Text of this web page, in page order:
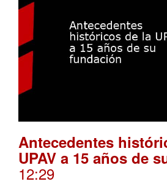
Antecedentes
UPAV a 15 años de
12:29